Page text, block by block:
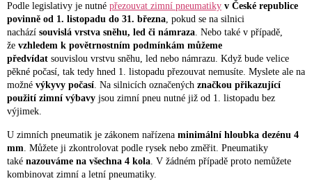
Podle legislativy je nutné přezouvat zimní pneumatiky v České republice
povinně od 1. listopadu do 31. března, pokud se na silnici
nachází souvislá vrstva sněhu, led či námraza. Nebo také v případě,
že vzhledem k povětrnostním podmínkám můžeme
předvídat souvislou vrstvu sněhu, led nebo námrazu. Když bude velice
pěkné počasí, tak tedy hned 1. listopadu přezouvat nemusíte. Myslete ale na
možné výkyvy počasí. Na silnicích označených značkou přikazující
použití zimní výbavy jsou zimní pneu nutné již od 1. listopadu bez
výjimek.
U zimních pneumatik je zákonem nařízena minimální hloubka dezénu 4
mm . Můžete ji zkontrolovat podle rysek nebo změřit. Pneumatiky
také nazouváme na všechna 4 kola . V žádném případě proto nemůžete
kombinovat zimní a letní pneumatiky.